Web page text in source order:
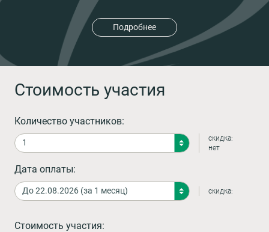
Подробнее
Стоимость участия
Количество участников:
скидка:
нет
Дата оплаты:
скидка:
Стоимость участия: